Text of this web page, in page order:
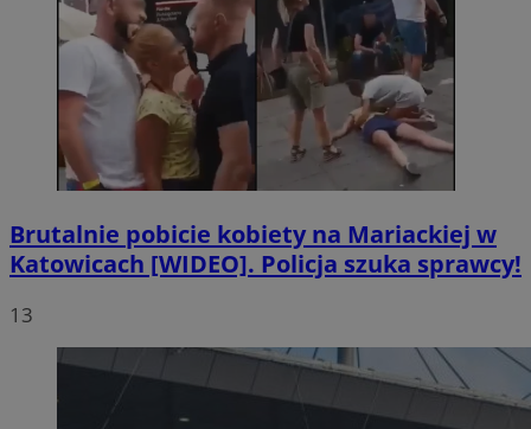
Brutalnie pobicie kobiety na Mariackiej w
Katowicach [WIDEO]. Policja szuka sprawcy!
13